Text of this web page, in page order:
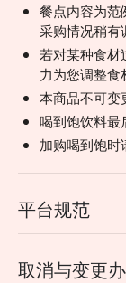
餐点内容为范
采购情况稍有
若对某种食材
力为您调整食
本商品不可变
喝到饱饮料最
加购喝到饱时
平台规范
取消与变更